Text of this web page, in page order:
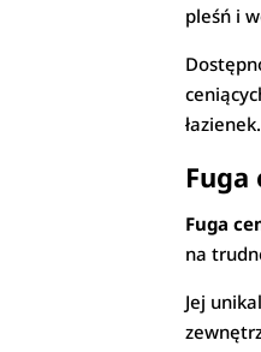
pleśń i
łazienek.
Fuga
na
Jej